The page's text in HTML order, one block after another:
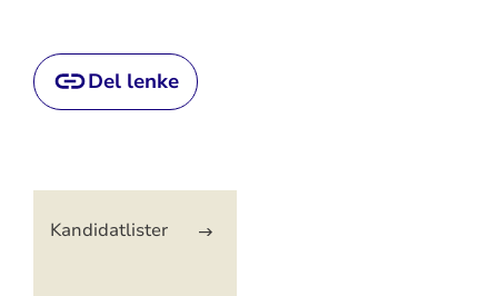
Del lenke
Kandidatlister